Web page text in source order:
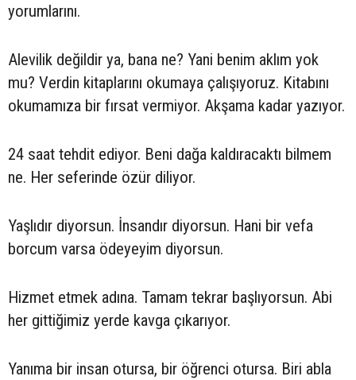
yorumlarını.
Alevilik değildir ya, bana ne? Yani benim aklım yok
mu? Verdin kitaplarını okumaya çalışıyoruz. Kitabını
okumamıza bir fırsat vermiyor. Akşama kadar yazıyor.
24 saat tehdit ediyor. Beni dağa kaldıracaktı bilmem
ne. Her seferinde özür diliyor.
Yaşlıdır diyorsun. İnsandır diyorsun. Hani bir vefa
borcum varsa ödeyeyim diyorsun.
Hizmet etmek adına. Tamam tekrar başlıyorsun. Abi
her gittiğimiz yerde kavga çıkarıyor.
Yanıma bir insan otursa, bir öğrenci otursa. Biri abla